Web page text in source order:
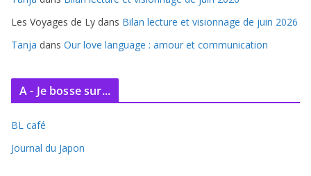
Les Voyages de Ly dans Bilan lecture et visionnage de juin 2026
Tanja dans Our love language : amour et communication
A - Je bosse sur...
BL café
Journal du Japon